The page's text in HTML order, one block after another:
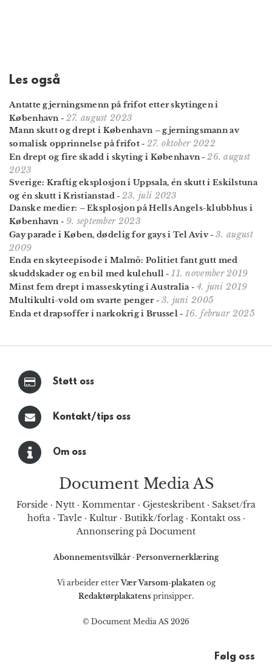
Les også
Antatte gjerningsmenn på frifot etter skytingen i
København- 27. august 2023
Mann skutt og drept i København – gjerningsmann av
somalisk opprinnelse på frifot -27. oktober 2022
En drept og fire skadd i skyting i København-26. august
2023
Sverige: Kraftig eksplosjon i Uppsala, én skutt i Eskilstuna
og én skutt i Kristianstad- 23. juli 2023
Danske medier: – Eksplosjon på Hells Angels-klubbhus i
København- 9. september 2023
Gay parade i Køben, dødelig for gays i Tel Aviv -3. august
2009
Enda en skyteepisode i Malmö: Politiet fant gutt med
skuddskader og en bil med kulehull -11. november 2019
Minst fem drept i masseskyting i Australia - 4. juni 2019
Multikulti-vold om svarte penger- 3. juni 2005
Enda et drapsoffer i narkokrig i Brussel - 16. februar 2025
Støtt oss
Kontakt/tips oss
Om oss
Document Media AS
Forside · Nytt · Kommentar · Gjesteskribent · Sakset/fra
hofta· Tavle· Kultur· Butikk/forlag· Kontakt oss·
Annonsering på Document
Abonnementsvilkår · Personvernerklæring
Vi arbeider etterVær Varsom-plakatenog
Redaktørplakatens prinsipper.
© Document Media AS 2026
Følg oss